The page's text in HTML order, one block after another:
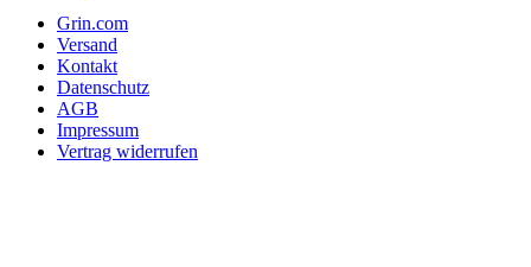
Grin.com
Versand
Kontakt
Datenschutz
AGB
Impressum
Vertrag widerrufen